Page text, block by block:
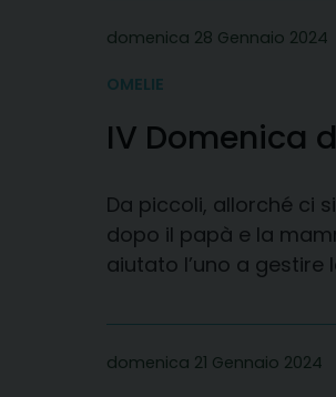
domenica 28 Gennaio 2024
OMELIE
IV Domenica
Da piccoli, allorché ci
dopo il papà e la
aiutato l’uno a gestire
domenica 21 Gennaio 2024